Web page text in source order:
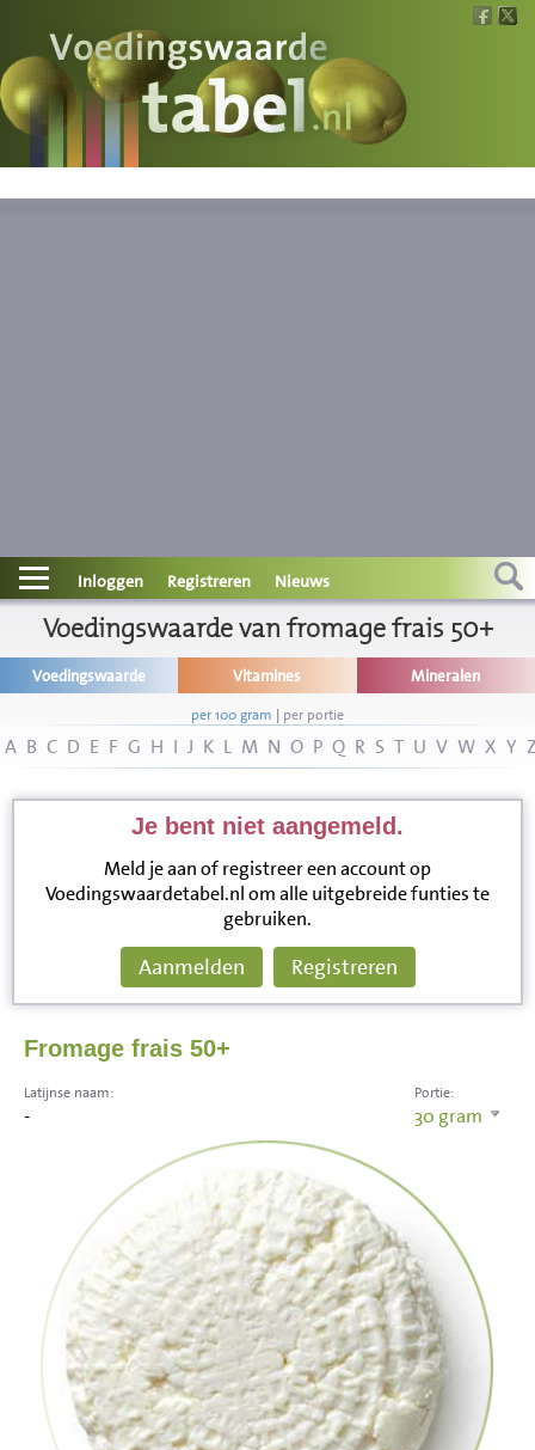
Voedingswaarde
Wat is wat?
Contact
Informatie
Disclaimer
Inloggen Registreren Nieuws
Voedingswaarde van fromage frais 50+
Voedingswaarde Vitamines Mineralen
per 100 gram | per portie
A B C D E F G H I J K L M N O P Q R S T U V W X Y
Je bent niet aangemeld.
Meld je aan of registreer een account op
Voedingswaardetabel.nl om alle uitgebreide funties te
gebruiken.
Aanmelden Registreren
Fromage frais 50+
Portie:
30 gram
Latijnse naam:
-